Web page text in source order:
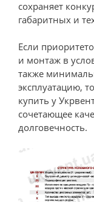
сохраняет
габаритных и
Если
и монтаж в
также
эксплуатацию,
купить у
сочетающее
долговечность.